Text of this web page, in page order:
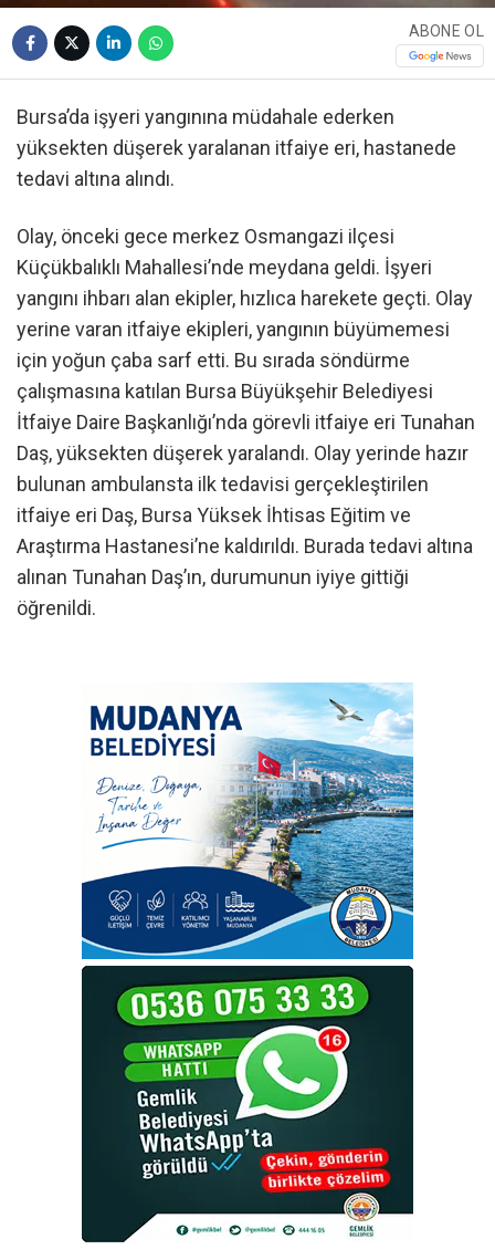
ABONE OL
Bursa’da işyeri yangınına müdahale ederken
yüksekten düşerek yaralanan itfaiye eri, hastanede
tedavi altına alındı.
Olay, önceki gece merkez Osmangazi ilçesi
Küçükbalıklı Mahallesi’nde meydana geldi. İşyeri
yangını ihbarı alan ekipler, hızlıca harekete geçti. Olay
yerine varan itfaiye ekipleri, yangının büyümemesi
için yoğun çaba sarf etti. Bu sırada söndürme
çalışmasına katılan Bursa Büyükşehir Belediyesi
İtfaiye Daire Başkanlığı’nda görevli itfaiye eri Tunahan
Daş, yüksekten düşerek yaralandı. Olay yerinde hazır
bulunan ambulansta ilk tedavisi gerçekleştirilen
itfaiye eri Daş, Bursa Yüksek İhtisas Eğitim ve
Araştırma Hastanesi’ne kaldırıldı. Burada tedavi altına
alınan Tunahan Daş’ın, durumunun iyiye gittiği
öğrenildi.